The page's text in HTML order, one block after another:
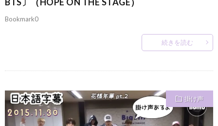
Bookmark0
続きを読む
掛け声